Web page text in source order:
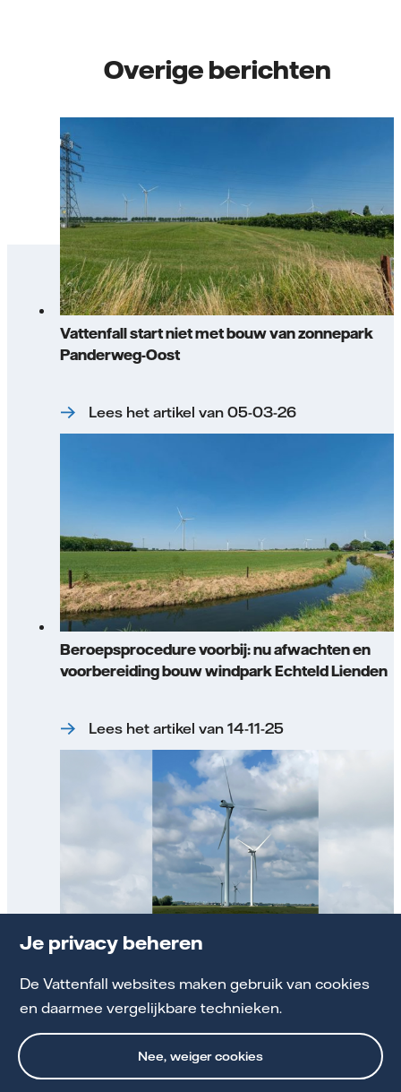
Je privacy beheren
De Vattenfall websites maken gebruik van cookies
en daarmee vergelijkbare technieken.
Nee, weiger cookies
Overige berichten
Vattenfall start niet met bouw van zonnepark
Panderweg-Oost
Lees het artikel van 05-03-26
Beroepsprocedure voorbij: nu afwachten en
voorbereiding bouw windpark Echteld Lienden
Lees het artikel van 14-11-25
Bekijk alle berichten in het nieuwsarchief